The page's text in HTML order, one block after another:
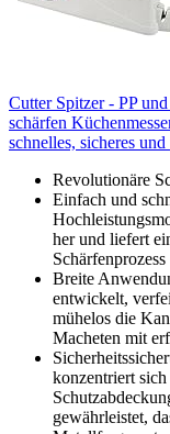
Cutter Spitzer - PP
schärfen
schnelles, sicheres
Revolutionäre
Einfach und
her und liefert
Schärfenprozess
Breite
entwickelt,
mühelos die
Macheten mit
konzentriert
gewährleistet,